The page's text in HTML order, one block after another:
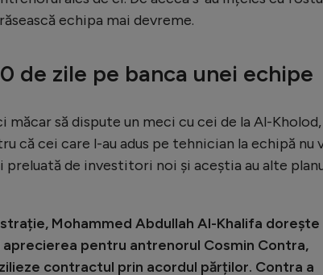
echipa mai devreme.
de zile pe banca unei echipe
măcar să dispute un meci cu cei de la Al-Kholod,
că cei care l-au adus pe tehnician la echipă nu
preluată de investitori noi și aceștia au alte
Mohammed Abdullah Al-Khalifa dorește
pentru antrenorul Cosmin Contra,
contractul prin acordul părților. Contra a